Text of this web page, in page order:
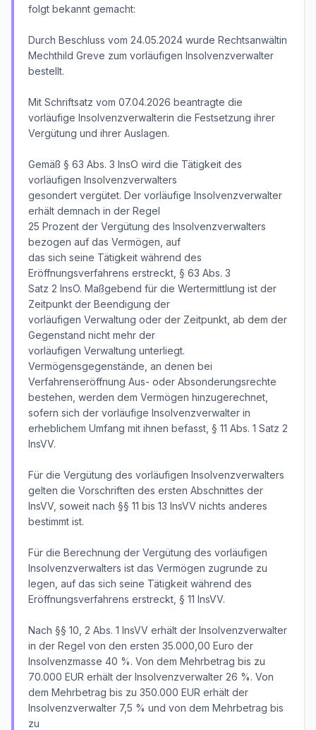
folgt bekannt gemacht:
Durch Beschluss vom 24.05.2024 wurde Rechtsanwältin
Mechthild Greve zum vorläufigen Insolvenzverwalter
bestellt.
Mit Schriftsatz vom 07.04.2026 beantragte die
vorläufige Insolvenzverwalterin die Festsetzung ihrer
Vergütung und ihrer Auslagen.
Gemäß § 63 Abs. 3 InsO wird die Tätigkeit des
vorläufigen Insolvenzverwalters
gesondert vergütet. Der vorläufige Insolvenzverwalter
erhält demnach in der Regel
25 Prozent der Vergütung des Insolvenzverwalters
bezogen auf das Vermögen, auf
das sich seine Tätigkeit während des
Eröffnungsverfahrens erstreckt, § 63 Abs. 3
Satz 2 InsO. Maßgebend für die Wertermittlung ist der
Zeitpunkt der Beendigung der
vorläufigen Verwaltung oder der Zeitpunkt, ab dem der
Gegenstand nicht mehr der
vorläufigen Verwaltung unterliegt.
Vermögensgegenstände, an denen bei
Verfahrenseröffnung Aus- oder Absonderungsrechte
bestehen, werden dem Vermögen hinzugerechnet,
sofern sich der vorläufige Insolvenzverwalter in
erheblichem Umfang mit ihnen befasst, § 11 Abs. 1 Satz 2
InsVV.
Für die Vergütung des vorläufigen Insolvenzverwalters
gelten die Vorschriften des ersten Abschnittes der
InsVV, soweit nach §§ 11 bis 13 InsVV nichts anderes
bestimmt ist.
Für die Berechnung der Vergütung des vorläufigen
Insolvenzverwalters ist das Vermögen zugrunde zu
legen, auf das sich seine Tätigkeit während des
Eröffnungsverfahrens erstreckt, § 11 InsVV.
Nach §§ 10, 2 Abs. 1 InsVV erhält der Insolvenzverwalter
in der Regel von den ersten 35.000,00 Euro der
Insolvenzmasse 40 %. Von dem Mehrbetrag bis zu
70.000 EUR erhält der Insolvenzverwalter 26 %. Von
dem Mehrbetrag bis zu 350.000 EUR erhält der
Insolvenzverwalter 7,5 % und von dem Mehrbetrag bis
zu